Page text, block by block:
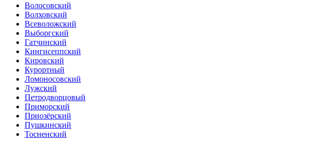
Волосовский
Волховский
Всеволожский
Выборгский
Гатчинский
Кингисеппский
Кировский
Курортный
Ломоносовский
Лужский
Петродворцовый
Приморский
Приозёрский
Пушкинский
Тосненский